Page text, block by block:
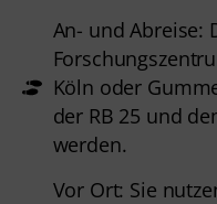
An- und Abreise:
Köln oder
der RB 25 und
werden.
Vor Ort: Sie